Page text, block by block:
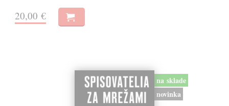
20,00 €
na sklade
novinka